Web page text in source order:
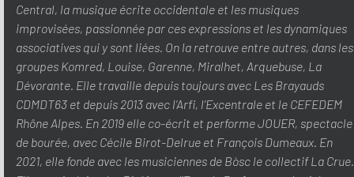
Central, la musique écrite occidentale et les musiques
improvisées, passionnée par ces expressions et les dynamiques
associatives qui y sont liées. On la retrouve entre autres, dans les
groupes Komred, Louise, Garenne, Miralhet, Arquebuse, La
Dévorante. Elle travaille depuis toujours avec Les Brayauds
CDMDT63 et depuis 2013 avec l’Arfi, l’Excentrale et le CEFEDEM
Rhône Alpes. En 2019 elle co-écrit et performe JOUER, spectacle
de bourée, avec Cécile Birot-Delrue et François Dumeaux. En
2021, elle fonde avec les musiciennes de Bòsc le collectif La Crue.